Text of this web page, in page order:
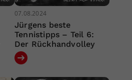
07.08.2024
Jürgens beste
Tennistipps – Teil 6:
Der Rückhandvolley